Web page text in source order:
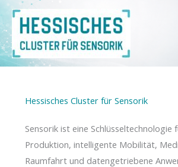
Zum
Inhalt
springen
Hessisches Cluster für Sensorik
Sensorik ist eine Schlüsseltechnologie
Produktion, intelligente Mobilität,
Raumfahrt und datengetriebene